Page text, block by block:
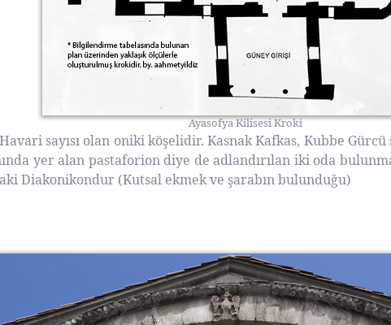
Ayasofya Kilisesi Kroki
Havari sayısı olan oniki köşelidir. Kasnak Kafkas, Kubbe
yer alan pastaforion diye de adlandırılan iki oda
Diakonikondur (Kutsal ekmek ve şarabın bulunduğu)